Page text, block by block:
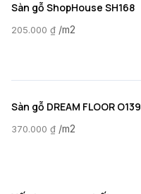
Sàn gỗ ShopHouse SH168
205.000 ₫ /m2
Sàn gỗ DREAM FLOOR O139
370.000 ₫ /m2